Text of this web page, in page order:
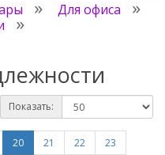
Для офиса
Показать:
20 21 22
23